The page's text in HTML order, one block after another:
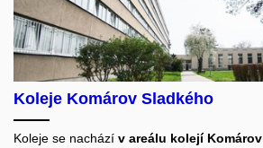
Koleje Komárov Sladkého
Koleje se nachází v areálu kolejí Komárov